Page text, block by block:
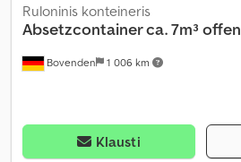
Bovenden 1 006 km
Ruloninis konteineris
Absetzcontainer ca. 7m³ offen
Klausti